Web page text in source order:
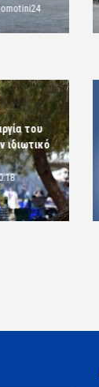
του
ιδιωτικό